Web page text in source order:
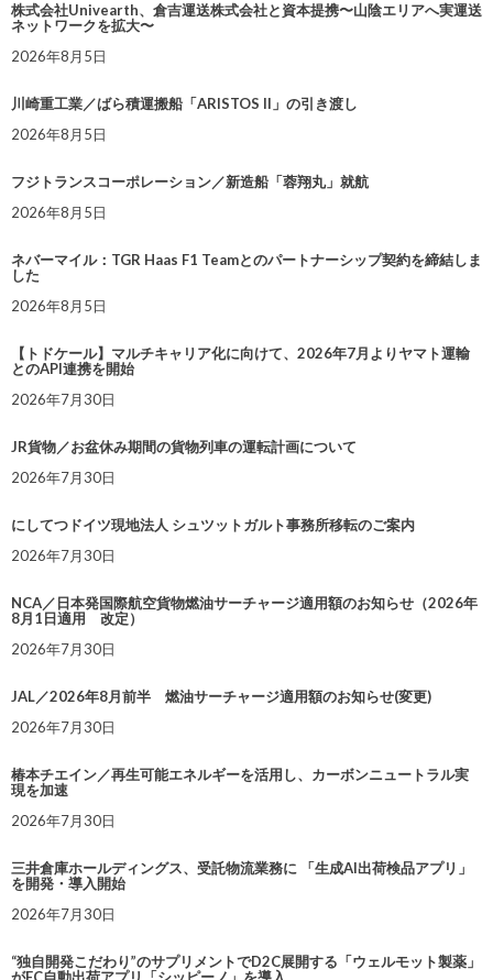
株式会社Univearth、倉吉運送株式会社と資本提携〜山陰エリアへ実運送
ネットワークを拡大〜
2026年8月5日
川崎重工業／ばら積運搬船「ARISTOS II」の引き渡し
2026年8月5日
フジトランスコーポレーション／新造船「蓉翔丸」就航
2026年8月5日
ネバーマイル：TGR Haas F1 Teamとのパートナーシップ契約を締結しま
した
2026年8月5日
【トドケール】マルチキャリア化に向けて、2026年7月よりヤマト運輸
とのAPI連携を開始
2026年7月30日
JR貨物／お盆休み期間の貨物列車の運転計画について
2026年7月30日
にしてつドイツ現地法人 シュツットガルト事務所移転のご案内
2026年7月30日
NCA／日本発国際航空貨物燃油サーチャージ適用額のお知らせ（2026年
8月1日適用 改定）
2026年7月30日
JAL／2026年8月前半 燃油サーチャージ適用額のお知らせ(変更)
2026年7月30日
椿本チエイン／再生可能エネルギーを活用し、カーボンニュートラル実
現を加速
2026年7月30日
三井倉庫ホールディングス、受託物流業務に 「生成AI出荷検品アプリ」
を開発・導入開始
2026年7月30日
“独自開発こだわり”のサプリメントでD2C展開する「ウェルモット製薬」